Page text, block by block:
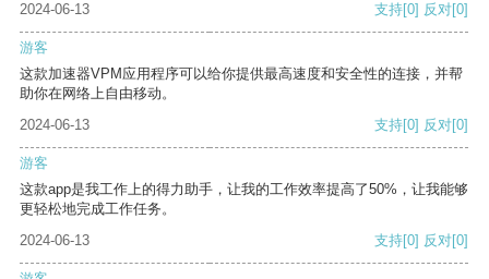
2024-06-13 支持[0] 反对[0]
游客
这款加速器VPM应用程序可以给你提供最高速度和安全性的连接，并帮
助你在网络上自由移动。
2024-06-13
支持[0] 反对[0]
游客
这款app是我工作上的得力助手，让我的工作效率提高了50%，让我能够
更轻松地完成工作任务。
2024-06-13
支持[0] 反对[0]